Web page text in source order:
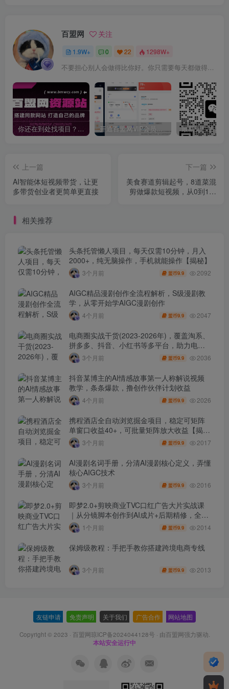
百盟网 关注
1.9W+ 0 22 1298W+
不要担心别人会做得比你好。你只需要每天都做得比前一天好就可以了
你还在到处找项目？还在当韭菜？我靠卖项目一个月收入5万+，曾经我也是个失败者。 开通百盟网VIP会员，尊享全站资源免费下载，享70%的推广提成！！【限时五折优惠】
上一篇
AI智能体短视频带货，让更
多带货创业者更简单更直接
下一篇
美食赛道剪辑起号，8道菜混
剪做爆款短视频，从0到1，
相关推荐
头条托管懒人项目，每天仅需10分钟，月入
2000+，纯无脑操作，手机就能操作【揭秘】
3个月前 盟币9.9 2092
AIGC精品漫剧创作全流程解析，S级漫剧教
学，从零开始学AIGC漫剧创作
4个月前 盟币9.9 2047
电商圈实战干货(2023-2026年)，覆盖淘系、
拼多多、抖音、小红书等多平台，助力电商
人避开坑、提效率、稳盈利(更新4月)
3个月前 盟币9.9 2036
抖音某博主的AI情感故事第一人称解说视频
教学，条条爆款，撸创作伙伴计划收益
4个月前 盟币9.9 2026
携程酒店全自动浏览掘金项目，稳定可矩阵
单窗口收益40+，可批量矩阵放大收益【揭
秘】3个月前 盟币9.9 2017
AI漫剧名词手册，分清AI漫剧核心定义，弄懂
核心AIGC技术
3个月前 盟币9.9 2016
即梦2.0+剪映商业TVC口红广告大片实战课
｜从分镜脚本创作到AI成片+后期精修，全流
程打造品牌级产品广告
1个月前 盟币9.9 2014
保姆级教程：手把手教你搭建跨境电商专线
3个月前 盟币9.9 2013
友链申请 免责声明 关于我们 广告合作 网站地图
Copyright © 2023 · 百盟网琼ICP备2024044128号 · 由百盟网强力驱动.
本站安全运行中